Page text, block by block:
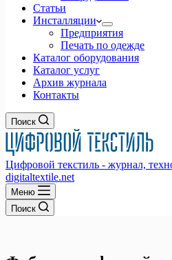
Статьи
Инсталляции
Предприятия
Печать по одежде
Каталог оборудования
Каталог услуг
Архив журнала
Контакты
Поиск
Цифровой текстиль - журнал,
digitaltextile.net
Меню
Поиск